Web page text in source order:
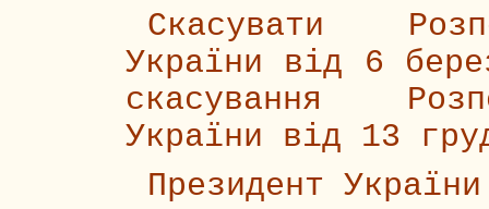
Скасувати
України від 6
скасування
України від 13
Президент